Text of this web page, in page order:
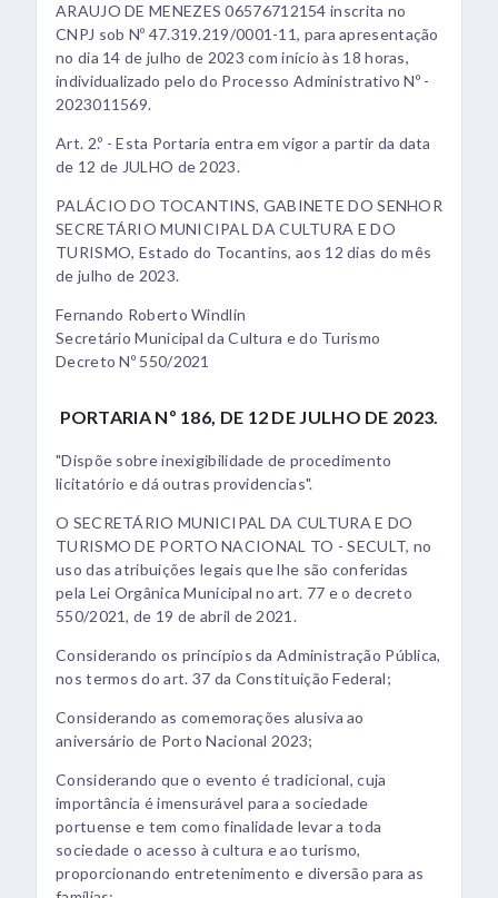
ARAUJO DE MENEZES 06576712154 inscrita no
CNPJ sob Nº 47.319.219/0001-11, para apresentação
no dia 14 de julho de 2023 com início às 18 horas,
individualizado pelo do Processo Administrativo Nº -
2023011569.
Art. 2.º - Esta Portaria entra em vigor a partir da data
de 12 de JULHO de 2023.
PALÁCIO DO TOCANTINS, GABINETE DO SENHOR
SECRETÁRIO MUNICIPAL DA CULTURA E DO
TURISMO, Estado do Tocantins, aos 12 dias do mês
de julho de 2023.
Fernando Roberto Windlin
Secretário Municipal da Cultura e do Turismo
Decreto Nº 550/2021
PORTARIA Nº 186, DE 12 DE JULHO DE 2023.
"Dispõe sobre inexigibilidade de procedimento
licitatório e dá outras providencias".
O SECRETÁRIO MUNICIPAL DA CULTURA E DO
TURISMO DE PORTO NACIONAL TO - SECULT, no
uso das atribuições legais que lhe são conferidas
pela Lei Orgânica Municipal no art. 77 e o decreto
550/2021, de 19 de abril de 2021.
Considerando os princípios da Administração Pública,
nos termos do art. 37 da Constituição Federal;
Considerando as comemorações alusiva ao
aniversário de Porto Nacional 2023;
Considerando que o evento é tradicional, cuja
importância é imensurável para a sociedade
portuense e tem como finalidade levar a toda
sociedade o acesso à cultura e ao turismo,
proporcionando entretenimento e diversão para as